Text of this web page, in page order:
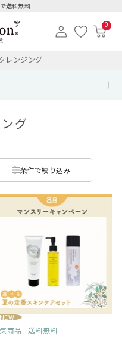
送料無料
0
レンジング
グ
条件で絞り込み
商品 送料無料